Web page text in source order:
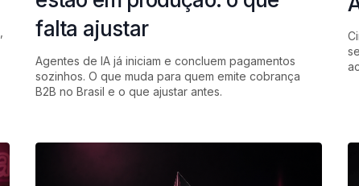
falta ajustar
Agentes de IA já iniciam e concluem pagamentos
sozinhos. O que muda para quem emite cobrança
B2B no Brasil e o que ajustar antes.